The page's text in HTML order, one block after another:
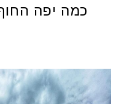
כמה יפה